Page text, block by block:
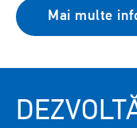
Mai multe